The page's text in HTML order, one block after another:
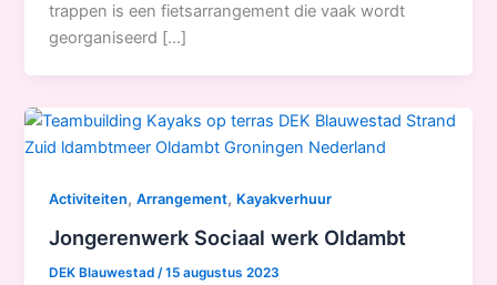
trappen is een fietsarrangement die vaak wordt
georganiseerd […]
Activiteiten,Arrangement, Kayakverhuur
Jongerenwerk Sociaal werk Oldambt
DEK Blauwestad/15 augustus 2023